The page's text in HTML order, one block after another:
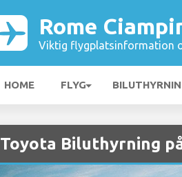
Rome
Viktig flygplatsinformation
HOME FLYG
Toyota Biluthyrning